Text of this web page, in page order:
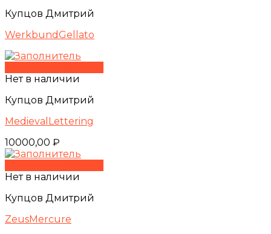
Купцов Дмитрий
WerkbundGellato
Нет в наличии
Купцов Дмитрий
MedievalLettering
10000,00 ₽
Нет в наличии
Купцов Дмитрий
ZeusMercure